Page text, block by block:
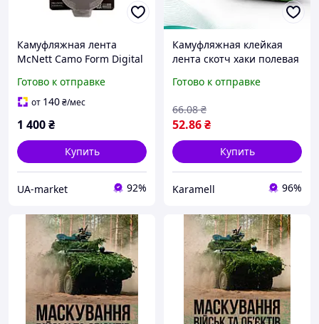
Камуфляжная лента
McNett Camo Form Digital
Самоклеящийся
синтетический форм
Готово к отправке
от 140₴/мес
1 400₴
Купить
UA-market 92%
Камуфляжная клейкая
лента скотч хаки полевая
многоразовая для
фонариков оружия
фототехники
Готово к отправке
52.86₴
66.08 ₴
Купить
Karamell 96%